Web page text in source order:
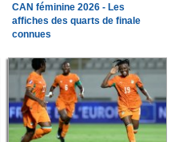
CAN féminine 2026 - Les
affiches des quarts de finale
connues